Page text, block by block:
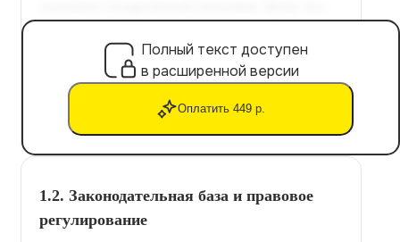
Полный текст доступен
в расширенной версии
Оплатить 449 р.
1.2. Законодательная база и правовое
регулирование